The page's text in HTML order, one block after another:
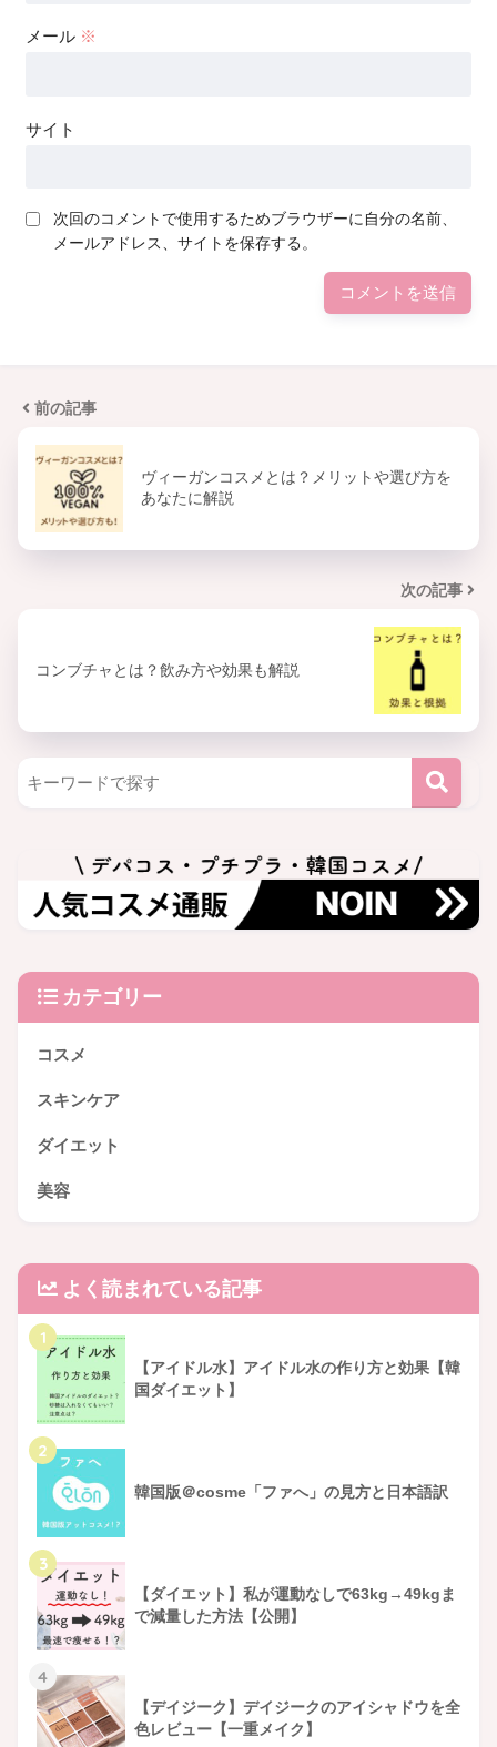
メール ※
サイト
次回のコメントで使用するためブラウザーに自分の名前、
メールアドレス、サイトを保存する。
前の記事
ヴィーガンコスメとは？メリットや選び方を
あなたに解説
次の記事
コンブチャとは？飲み方や効果も解説
カテゴリー
コスメ
スキンケア
ダイエット
美容
よく読まれている記事
1
【アイドル水】アイドル水の作り方と効果【韓
国ダイエット】
2
韓国版＠cosme「ファへ」の見方と日本語訳
3
【ダイエット】私が運動なしで63kg→49kgま
で減量した方法【公開】
4
【デイジーク】デイジークのアイシャドウを全
色レビュー【一重メイク】